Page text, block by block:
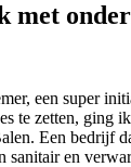
met
een super
te zetten, ging
Een bedrijf
sanitair en